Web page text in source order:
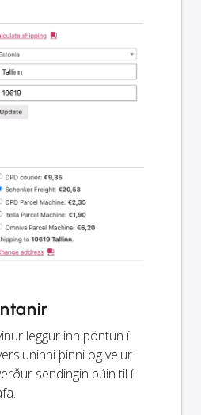
leggur inn pöntun í
þinni og velur
sendingin búin til í